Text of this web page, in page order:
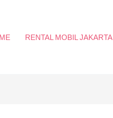
RENTAL MOBIL JAKARTA